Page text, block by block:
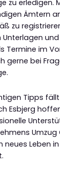
zu erledigen.
Ämtern
zu
Termine im
gerne bei
Tipps
Esbjerg
Leben